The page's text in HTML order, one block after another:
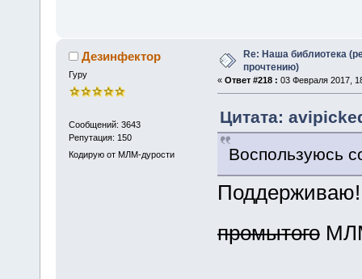
Дезинфектор
Гуру
Сообщений: 3643
Репутация: 150
Кодирую от МЛМ-дурости
Re: Наша библиотека
прочтению)
« Ответ #218 : 03 Февраля 2017,
Цитата:
Воспользуюсь
Поддерживаю!
промытого